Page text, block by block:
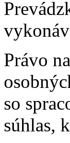
Právo
so
súhlas,